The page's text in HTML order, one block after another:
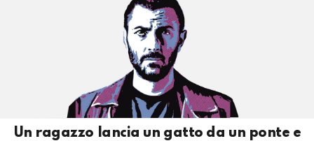
Un ragazzo lancia un gatto da un ponte e